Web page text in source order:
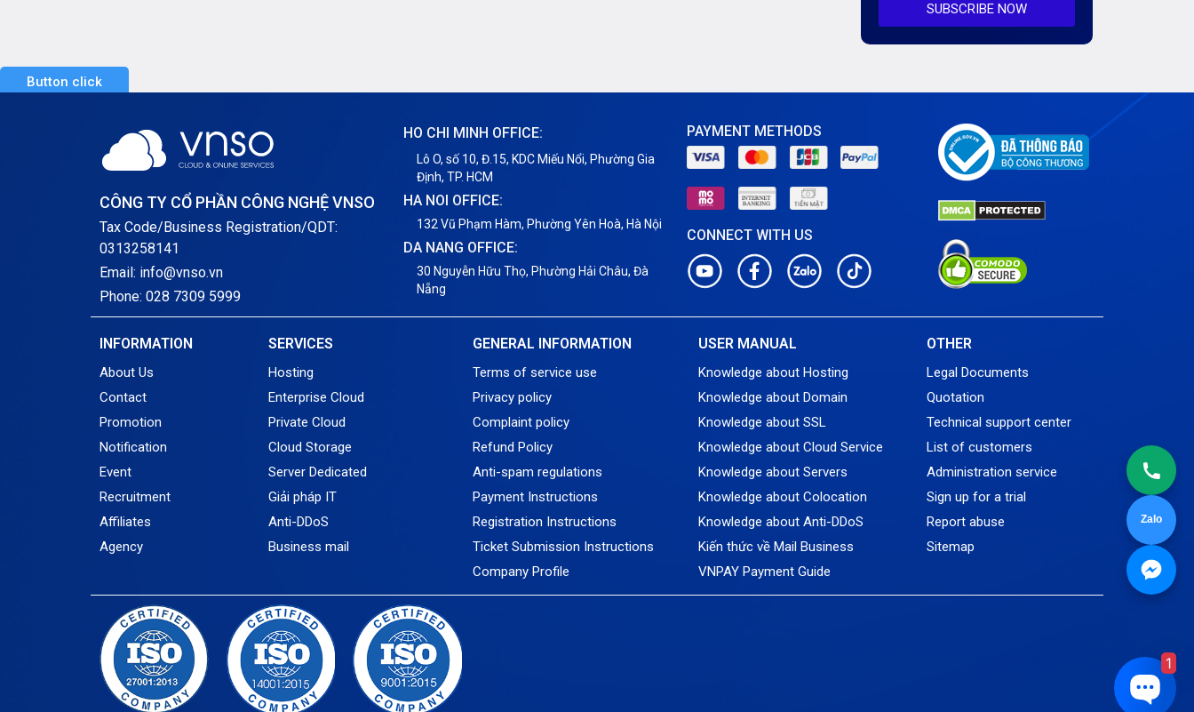
Zalo
Server AI
Server Dedicated (Máy chủ riêng)
Server Windows
Notification
Thông tin chung
Thuê Chỗ Đặt Server
Tin tức
SUBSCRIBE NOW
Button click
CÔNG TY CỔ PHẦN CÔNG NGHỆ VNSO
Tax Code/Business Registration/QDT:
0313258141
Email: info@vnso.vn
Phone: 028 7309 5999
HO CHI MINH OFFICE:
Lô O, số 10, Đ.15, KDC Miếu Nổi, Phường Gia
Định, TP. HCM
HA NOI OFFICE:
132 Vũ Phạm Hàm, Phường Yên Hoà, Hà Nội
DA NANG OFFICE:
30 Nguyễn Hữu Thọ, Phường Hải Châu, Đà
Nẵng
PAYMENT METHODS
CONNECT WITH US
INFORMATION
About Us
Contact
Promotion
Notification
Event
Recruitment
Affiliates
Agency
SERVICES
Hosting
Enterprise Cloud
Private Cloud
Cloud Storage
Server Dedicated
Giải pháp IT
Anti-DDoS
Business mail
GENERAL INFORMATION
Terms of service use
Privacy policy
Complaint policy
Refund Policy
Anti-spam regulations
Payment Instructions
Registration Instructions
Ticket Submission Instructions
Company Profile
USER MANUAL
Knowledge about Hosting
Knowledge about Domain
Knowledge about SSL
Knowledge about Cloud Service
Knowledge about Servers
Knowledge about Colocation
Knowledge about Anti-DDoS
Kiến thức về Mail Business
VNPAY Payment Guide
OTHER
Legal Documents
Quotation
Technical support center
List of customers
Administration service
Sign up for a trial
Report abuse
Sitemap
1